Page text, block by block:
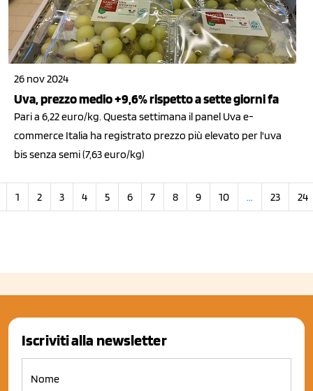
26 nov 2024
Uva, prezzo medio +9,6% rispetto a sette giorni fa
Pari a 6,22 euro/kg. Questa settimana il panel Uva e-
commerce Italia ha registrato prezzo più elevato per l'uva
bis senza semi (7,63 euro/kg)
1 2 3 4 5 6 7 8 9 10 ... 23 24
Iscriviti alla newsletter